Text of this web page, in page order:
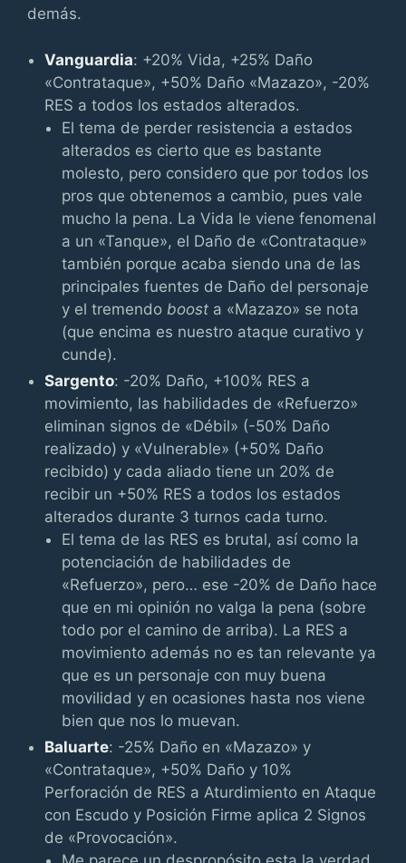
demás.
Vanguardia: +20% Vida, +25% Daño
«Contrataque», +50% Daño «Mazazo», -20%
RES a todos los estados alterados.
El tema de perder resistencia a estados
alterados es cierto que es bastante
molesto, pero considero que por todos los
pros que obtenemos a cambio, pues vale
mucho la pena. La Vida le viene fenomenal
a un «Tanque», el Daño de «Contrataque»
también porque acaba siendo una de las
principales fuentes de Daño del personaje
y el tremendo boost a «Mazazo» se nota
(que encima es nuestro ataque curativo y
cunde).
Sargento: -20% Daño, +100% RES a
movimiento, las habilidades de «Refuerzo»
eliminan signos de «Débil» (-50% Daño
realizado) y «Vulnerable» (+50% Daño
recibido) y cada aliado tiene un 20% de
recibir un +50% RES a todos los estados
alterados durante 3 turnos cada turno.
El tema de las RES es brutal, así como la
potenciación de habilidades de
«Refuerzo», pero… ese -20% de Daño hace
que en mi opinión no valga la pena (sobre
todo por el camino de arriba). La RES a
movimiento además no es tan relevante ya
que es un personaje con muy buena
movilidad y en ocasiones hasta nos viene
bien que nos lo muevan.
Baluarte: -25% Daño en «Mazazo» y
«Contrataque», +50% Daño y 10%
Perforación de RES a Aturdimiento en Ataque
con Escudo y Posición Firme aplica 2 Signos
de «Provocación».